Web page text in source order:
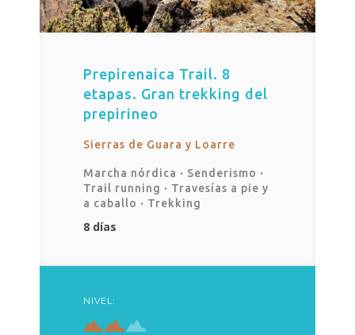
Prepirenaica Trail. 8
etapas. Gran trekking del
prepirineo
Sierras de Guara y Loarre
Marcha nórdica · Senderismo ·
Trail running · Travesías a pie y
a caballo · Trekking
8 días
NIVEL: